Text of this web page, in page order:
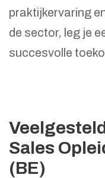
praktijkervaring
de sector, leg je
succesvolle
Sales
(BE)